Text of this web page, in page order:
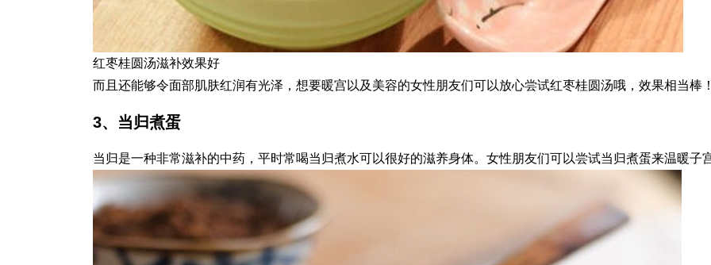
红枣桂圆汤滋补效果好
而且还能够令面部肌肤红润有光泽，想要暖宫以及美容的女性朋友们可以放心尝试红枣桂圆汤哦，效果相当棒
3、当归煮蛋
当归是一种非常滋补的中药，平时常喝当归煮水可以很好的滋养身体。女性朋友们可以尝试当归煮蛋来温暖子